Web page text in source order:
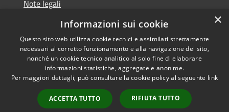
Note legali
Dichiarazione di accessibilità
Accessibilità
Copyright © 2026 • Comune di
San Vito Lo Capo • Powered by
Municipium•
Accesso
redazione
×
Informazioni sui cookie
Questo sito web utilizza cookie tecnici e assimilati strettamente
necessari al corretto funzionamento e alla navigazione del sito,
nonché un cookie tecnico analitico al solo fine di elaborare
informazioni statistiche, aggregate e anonime.
Per maggiori dettagli, può consultare la cookie policy al seguente link
ACCETTA TUTTO RIFIUTA TUTTO